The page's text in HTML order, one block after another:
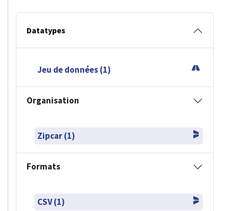
Datatypes
Jeu de données (1)
Organisation
Zipcar (1)
Formats
CSV (1)